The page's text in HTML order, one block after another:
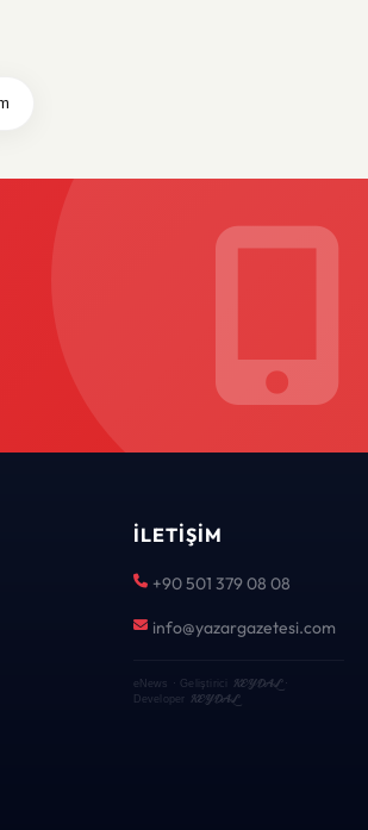
İLETIŞIM
+90 501 379 08 08
info@yazargazetesi.com
eNews · Geliştirici KEYDAL·
Developer KEYDAL